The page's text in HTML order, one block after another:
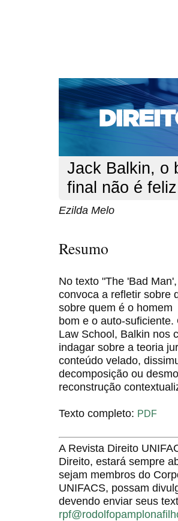
CAPA SOBRE ACESSO
NOTÍCIAS
EDIÇÕES DE Nº 1
Capa>n. 156 (2013) > Melo
Jack Balkin, o
final não é
Ezilda Melo
Resumo
No texto "The 'Bad
convoca a refletir sobre
sobre quem é o homem
bom e o auto-
Law School, Balkin nos
indagar sobre a teoria
conteúdo velado,
decomposição ou
reconstrução
Texto completo: PDF
A Revista Direito
Direito, estará sempre
sejam membros do
UNIFACS, possam
devendo enviar seus